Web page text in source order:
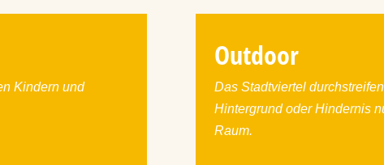
Kindern und
Outdoor
Das Stadtviertel
Hintergrund oder Hindernis
Raum.